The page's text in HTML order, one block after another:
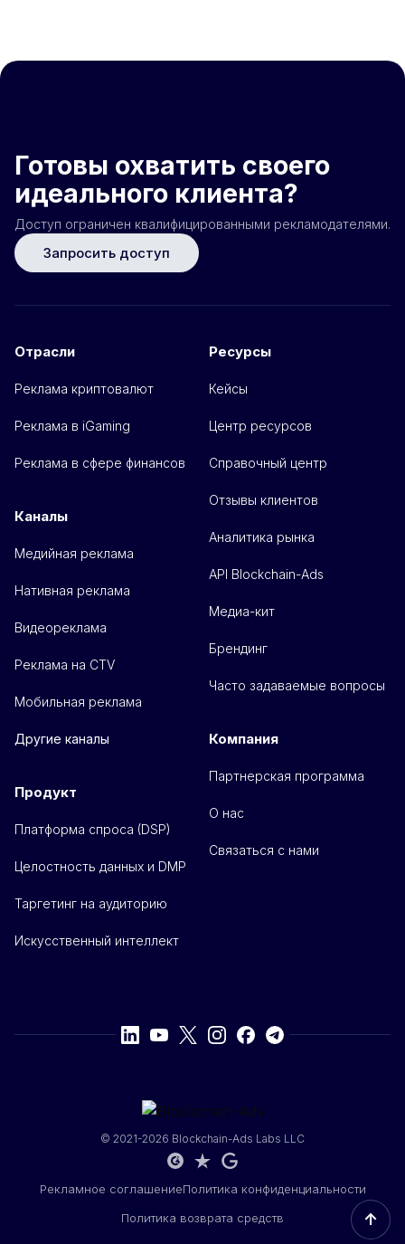
Готовы охватить своего
идеального клиента?
Доступ ограничен квалифицированными рекламодателями.
Запросить доступ
Отрасли
Реклама криптовалют
Реклама в iGaming
Реклама в сфере финансов
Каналы
Медийная реклама
Нативная реклама
Видеореклама
Реклама на CTV
Мобильная реклама
Другие каналы
Продукт
Платформа спроса (DSP)
Целостность данных и DMP
Таргетинг на аудиторию
Искусственный интеллект
Ресурсы
Кейсы
Центр ресурсов
Справочный центр
Отзывы клиентов
Аналитика рынка
API Blockchain-Ads
Медиа-кит
Брендинг
Часто задаваемые вопросы
Компания
Партнерская программа
О нас
Связаться с нами
↑
© 2021-2026 Blockchain-Ads Labs LLC
Рекламное соглашениеПолитика конфиденциальности
Политика возврата средств